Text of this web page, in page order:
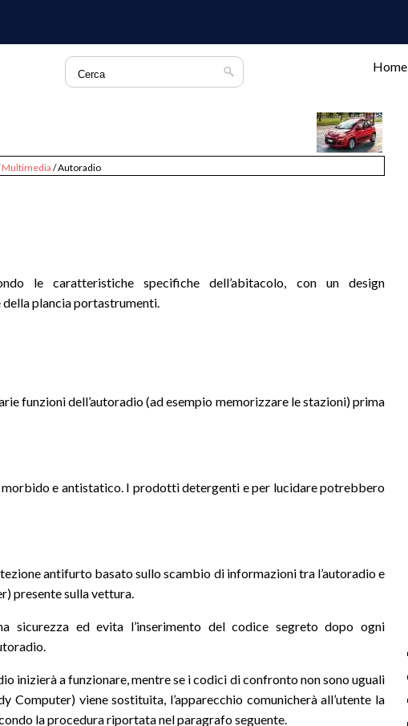
Home
Multimedia / Autoradio
le caratteristiche specifiche dell’abitacolo, con un design
plancia portastrumenti.
funzioni dell’autoradio (ad esempio memorizzare le stazioni) prima
morbido e antistatico. I prodotti detergenti e per lucidare potrebbero
antifurto basato sullo scambio di informazioni tra l’autoradio e
presente sulla vettura.
sicurezza ed evita l’inserimento del codice segreto dopo ogni
inizierà a funzionare, mentre se i codici di confronto non sono uguali
Computer) viene sostituita, l’apparecchio comunicherà all’utente la
la procedura riportata nel paragrafo seguente.